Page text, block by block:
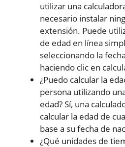
utilizar una
necesario instalar
extensión. Puede
de edad en línea
seleccionando la
haciendo clic en
¿Puedo calcular la
persona utilizando
edad? Sí, una
calcular la edad de
base a su fecha de
¿Qué unidades de